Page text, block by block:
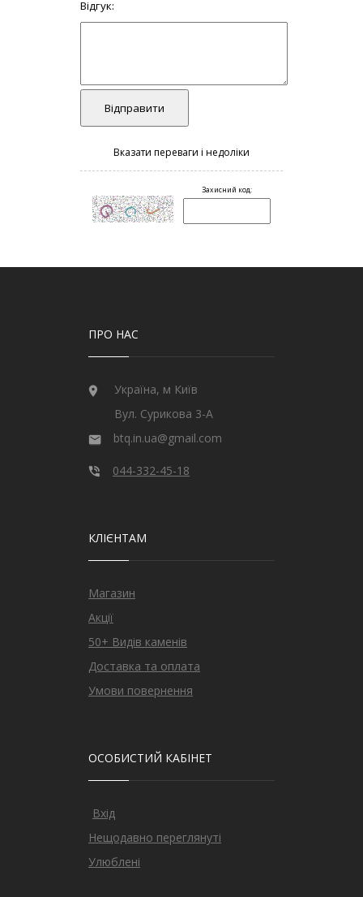
ПРО НАС
Україна, м Київ
Вул. Сурикова 3-А
btq.in.ua@gmail.com
044-332-45-18
КЛІЄНТАМ
Магазин
Акції
50+ Видів каменів
Доставка та оплата
Умови повернення
ОСОБИСТИЙ КАБІНЕТ
Вхід
Нещодавно переглянуті
Улюблені